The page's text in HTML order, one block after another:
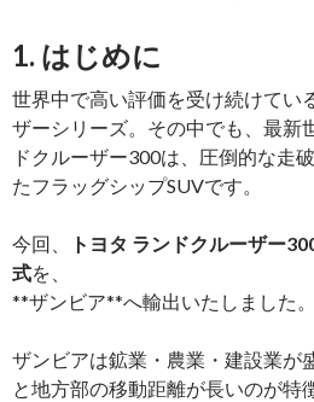
1. はじめに
世界中で高い評価を受け続けてい
ザーシリーズ。その中でも、最新
ドクルーザー300は、圧倒的な走
たフラッグシップSUVです。
今回、 トヨタ ランドクルーザー
式を、
**ザンビア**へ輸出いたしました。
ザンビアは鉱業・農業・建設業が
と地方部の移動距離が長いのが特